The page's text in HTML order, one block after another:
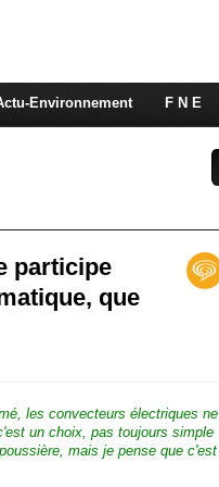
Environnement F N E
participe
que
les convecteurs électriques ne
un choix, pas toujours simple
mais je pense que c'est